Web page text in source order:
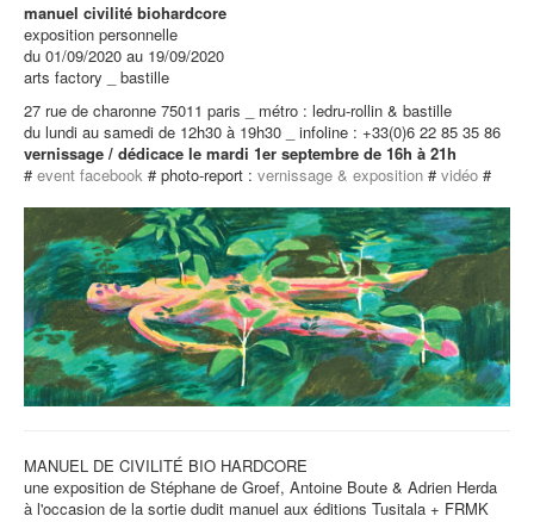
manuel civilité biohardcore
exposition personnelle
du 01/09/2020 au 19/09/2020
arts factory _ bastille
27 rue de charonne 75011 paris _ métro : ledru-rollin & bastille
du lundi au samedi de 12h30 à 19h30 _ infoline : +33(0)6 22 85 35 86
vernissage / dédicace le mardi 1er septembre de 16h à 21h
# event facebook # photo-report : vernissage & exposition # vidéo #
MANUEL DE CIVILITÉ BIO HARDCORE
une exposition de Stéphane de Groef, Antoine Boute & Adrien Herda
à l'occasion de la sortie dudit manuel aux éditions Tusitala + FRMK